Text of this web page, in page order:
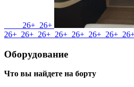
26+ 26+
26+ 26+ 26+ 26+ 26+ 26+ 26+
Оборудование
Что вы найдете на борту